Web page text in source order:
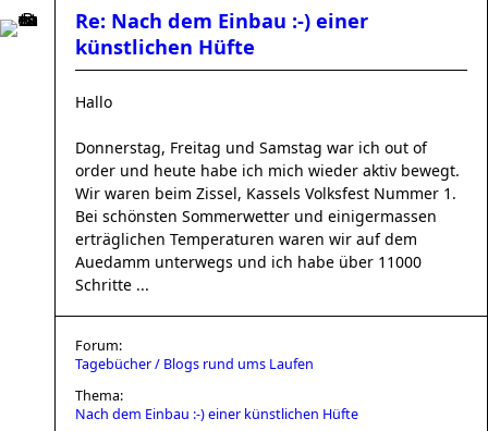
Re: Nach dem Einbau :-) einer
künstlichen Hüfte
Hallo
Donnerstag, Freitag und Samstag war ich out of
order und heute habe ich mich wieder aktiv bewegt.
Wir waren beim Zissel, Kassels Volksfest Nummer 1.
Bei schönsten Sommerwetter und einigermassen
erträglichen Temperaturen waren wir auf dem
Auedamm unterwegs und ich habe über 11000
Schritte ...
Forum:
Tagebücher / Blogs rund ums Laufen
Thema:
Nach dem Einbau :-) einer künstlichen Hüfte